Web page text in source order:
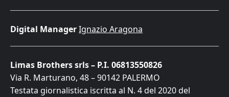
Digital ManagerIgnazio Aragona
Limas Brothers srls – P.I. 06813550826
Via R. Marturano, 48 – 90142 PALERMO
Testata giornalistica iscritta al N. 4 del 2020 del